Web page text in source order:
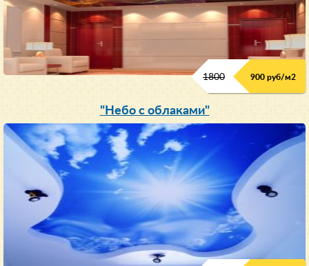
1800 900 руб/м2
"Небо с облаками"